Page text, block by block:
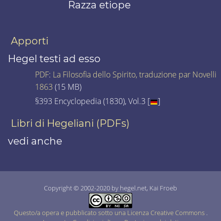
Razza etiope
Apporti
Hegel testi ad esso
PDF: La Filosofia dello Spirito, traduzione par Novelli
1863 (15 MB)
§393 Encyclopedia (1830), Vol.3 [
]
Libri di Hegeliani (PDFs)
vedi anche
Copyright © 2002-2020 by hegel.net, Kai Froeb
Questo/a opera e pubblicato sotto una Licenza Creative Commons .